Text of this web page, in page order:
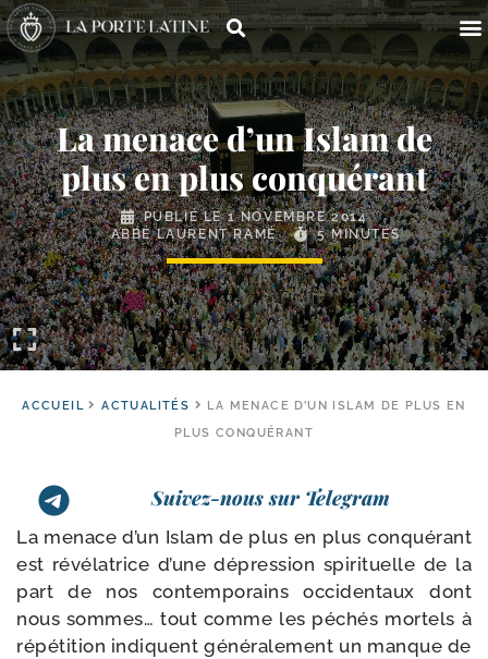
La menace d’un Islam de
plus en plus conquérant
PUBLIÉ LE1 NOVEMBRE 2014
ABBÉ LAURENT RAMÉ
5 MINUTES
ACCUEIL ACTUALITÉS
LA MENACE D’UN ISLAM DE PLUS EN
PLUS CONQUÉRANT
Suivez-nous sur Telegram
La menace d’un Islam de plus en plus conqué­rant
est révé­la­trice d’une dépres­sion spi­ri­tuelle de la
part de nos contem­po­rains occi­den­taux dont
nous sommes… tout comme les péchés mor­tels à
répé­ti­tion indiquent géné­ra­le­ment un manque de